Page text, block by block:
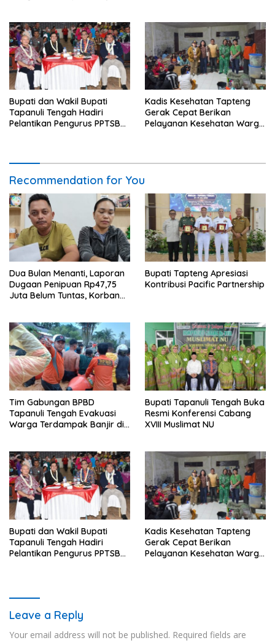
Bupati dan Wakil Bupati
Tapanuli Tengah Hadiri
Pelantikan Pengurus PPTSB
Kadis Kesehatan Tapteng
Gerak Cepat Berikan
Pelayanan Kesehatan Warga
Recommendation for You
Dua Bulan Menanti, Laporan
Dugaan Penipuan Rp47,75
Juta Belum Tuntas, Korban
Bupati Tapteng Apresiasi
Kontribusi Pacific Partnership
Tim Gabungan BPBD
Tapanuli Tengah Evakuasi
Warga Terdampak Banjir di
Bupati Tapanuli Tengah Buka
Resmi Konferensi Cabang
XVIII Muslimat NU
Bupati dan Wakil Bupati
Tapanuli Tengah Hadiri
Pelantikan Pengurus PPTSB
Kadis Kesehatan Tapteng
Gerak Cepat Berikan
Pelayanan Kesehatan Warga
Leave a Reply
Your email address will not be published. Required fields are